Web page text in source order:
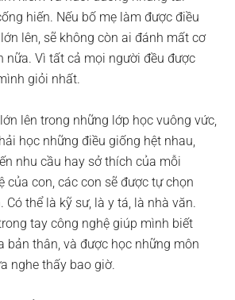
hiến. Nếu bố mẹ làm được điều
lên, sẽ không còn ai đánh mất cơ
nữa. Vì tất cả mọi người đều được
giỏi nhất.
lên trong những lớp học vuông vức,
học những điều giống hệt nhau,
nhu cầu hay sở thích của mỗi
của con, các con sẽ được tự chọn
Có thể là kỹ sư, là y tá, là nhà văn.
tay công nghệ giúp mình biết
bản thân, và được học những môn
nghe thấy bao giờ.